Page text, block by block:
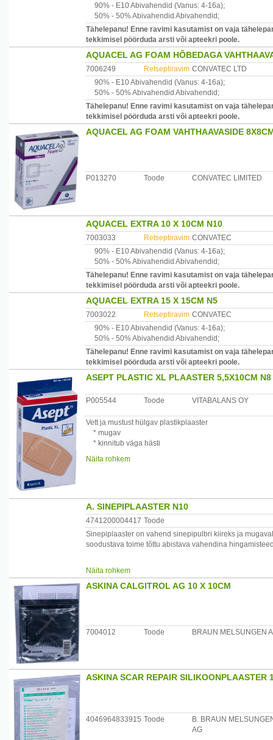
90% - E10Abivahendid (Vanus: 4-16a);
50% - 50% Abivahendid Abivahendid ;
Tähelepanu! Enne ravimi kasutamist on vaja
tekkimisel pöörduda arsti või apteekri poole.
AQUACEL AG FOAM HÕBEDAGA
7006249 Retseptiravim CONVATEC LTD
90% - E10Abivahendid (Vanus: 4-16a);
50% - 50% Abivahendid Abivahendid ;
Tähelepanu! Enne ravimi kasutamist on vaja
tekkimisel pöörduda arsti või apteekri poole.
AQUACEL AG FOAM VAHTHAAVASIDE
P013270 Toode CONVATEC LIMITED
AQUACEL EXTRA 10 X 10CM N10
7003033 Retseptiravim CONVATEC
90% - E10Abivahendid (Vanus: 4-16a);
50% - 50% Abivahendid Abivahendid ;
Tähelepanu! Enne ravimi kasutamist on vaja
tekkimisel pöörduda arsti või apteekri poole.
AQUACEL EXTRA 15 X 15CM N5
7003022 Retseptiravim CONVATEC
90% - E10Abivahendid (Vanus: 4-16a);
50% - 50% Abivahendid Abivahendid ;
Tähelepanu! Enne ravimi kasutamist on vaja
tekkimisel pöörduda arsti või apteekri poole.
ASEPT PLASTIC XL PLAASTER 5,5X10CM N8
P005544 Toode VITABALANS OY
Vett ja mustust hülgav plastikplaaster
* mugav
* kinnitub väga hästi
Näita rohkem
A. SINEPIPLAASTER N10
4741200004417 Toode
Sinepiplaaster on vahend sinepipulbri kiireks ja
soodustava toime tõttu abistava vahendina
Raputada sinepiplaastrit horisontaalasendis, et
vees, asetada soovitud piirkonda (vt joonist) poorne
Koostisosad:
Vastunäidustused: Naha ülitundlikkus, nahakahjustus
Näita rohkem
ASKINA CALGITROL AG 10 X 10CM
7004012 Toode BRAUN MELSUNGEN
ASKINA SCAR REPAIR SILIKOONPLAASTER
4046964833915 Toode
B. BRAUN
AG